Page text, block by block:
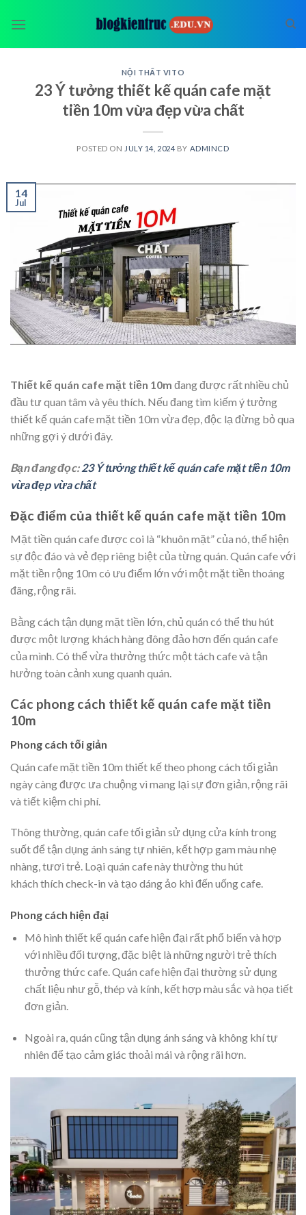
NỘI THẤT VITO
23 Ý tưởng thiết kế quán cafe mặt
tiền 10m vừa đẹp vừa chất
POSTED ON JULY 14, 2024 BY ADMINCD
14
Jul
Thiết kế quán cafe mặt tiền 10m đang được rất nhiều chủ
đầu tư quan tâm và yêu thích. Nếu đang tìm kiếm ý tưởng
thiết kế quán cafe mặt tiền 10m vừa đẹp, độc lạ đừng bỏ qua
những gợi ý dưới đây.
Bạn đang đọc:23 Ý tưởng thiết kế quán cafe mặt tiền 10m
vừa đẹp vừa chất
Đặc điểm của thiết kế quán cafe mặt tiền 10m
Mặt tiền quán cafe được coi là “khuôn mặt” của nó, thể hiện
sự độc đáo và vẻ đẹp riêng biệt của từng quán. Quán cafe với
mặt tiền rộng 10m có ưu điểm lớn với một mặt tiền thoáng
đãng, rộng rãi.
Bằng cách tận dụng mặt tiền lớn, chủ quán có thể thu hút
được một lượng khách hàng đông đảo hơn đến quán cafe
của mình. Có thể vừa thưởng thức một tách cafe và tận
hưởng toàn cảnh xung quanh quán.
Các phong cách thiết kế quán cafe mặt tiền
10m
Phong cách tối giản
Quán cafe mặt tiền 10m thiết kế theo phong cách tối giản
ngày càng được ưa chuộng vì mang lại sự đơn giản, rộng rãi
và tiết kiệm chi phí.
Thông thường, quán cafe tối giản sử dụng cửa kính trong
suốt để tận dụng ánh sáng tự nhiên, kết hợp gam màu nhẹ
nhàng, tươi trẻ. Loại quán cafe này thường thu hút
khách thích check-in và tạo dáng ảo khi đến uống cafe.
Phong cách hiện đại
Mô hình thiết kế quán cafe hiện đại rất phổ biến và hợp
với nhiều đối tượng, đặc biệt là những người trẻ thích
thưởng thức cafe. Quán cafe hiện đại thường sử dụng
chất liệu như gỗ, thép và kính, kết hợp màu sắc và họa tiết
đơn giản.
Ngoài ra, quán cũng tận dụng ánh sáng và không khí tự
nhiên để tạo cảm giác thoải mái và rộng rãi hơn.